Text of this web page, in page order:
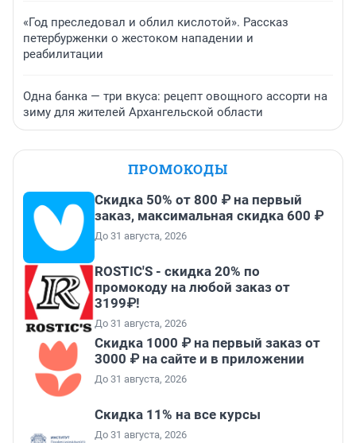
«Год преследовал и облил кислотой». Рассказ
петербурженки о жестоком нападении и
реабилитации
Одна банка — три вкуса: рецепт овощного ассорти на
зиму для жителей Архангельской области
ПРОМОКОДЫ
Скидка 50% от 800 ₽ на первый
заказ, максимальная скидка 600 ₽
До 31 августа, 2026
ROSTIC'S - скидка 20% по
промокоду на любой заказ от
3199₽!
До 31 августа, 2026
Скидка 1000 ₽ на первый заказ от
3000 ₽ на сайте и в приложении
До 31 августа, 2026
Скидка 11% на все курсы
До 31 августа, 2026